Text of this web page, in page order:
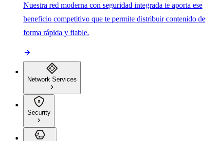
Nuestra red moderna con seguridad integrada te aporta ese
beneficio competitivo que te permite distribuir contenido de
forma rápida y fiable.
Network Services
Security